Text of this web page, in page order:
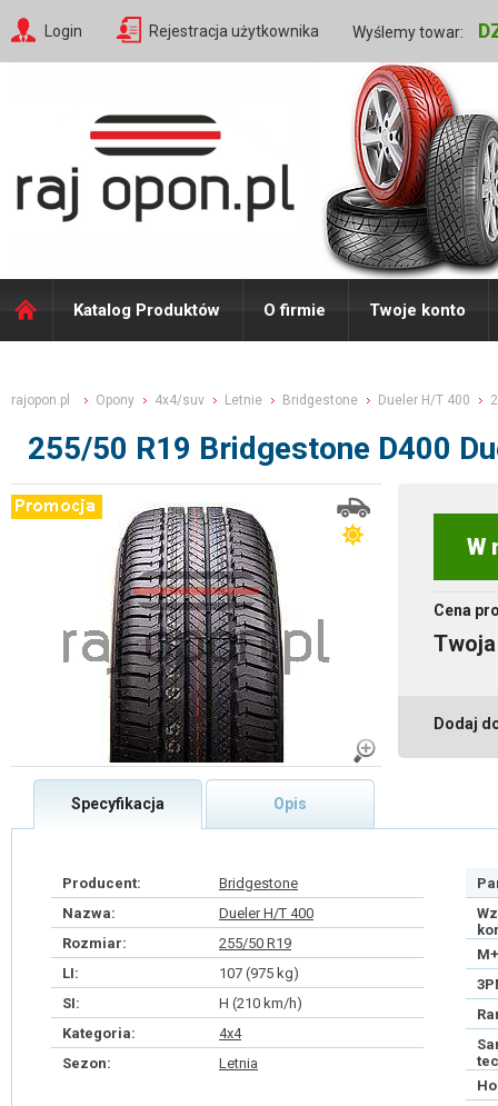
Login Rejestracja użytkownika Wyślemy towar:
Katalog Produktów O firmie Twoje konto
rajopon.pl Opony 4x4/suv Letnie Bridgestone Dueler H/T 400
255/50 R19 Bridgestone D400
W
Cena
Dodaj
Specyfikacja Opis
Producent:
Bridgestone
Nazwa:
Dueler H/T 400
Rozmiar:
255/50 R19
LI:
107 (975 kg)
SI:
H (210 km/h)
Kategoria:
4x4
Sezon:
Letnia